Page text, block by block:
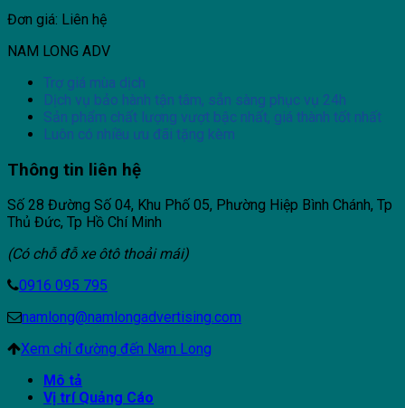
Đơn giá: Liên hệ
NAM LONG ADV
Trợ giá mùa dịch
Dịch vụ bảo hành tận tâm, sẵn sàng phục vụ 24h
Sản phẩm chất lượng vượt bậc nhất, giá thành tốt nhất
Luôn có nhiều ưu đãi tặng kèm
Thông tin liên hệ
Số 28 Đường Số 04, Khu Phố 05, Phường Hiệp Bình Chánh, Tp
Thủ Đức, Tp Hồ Chí Minh
(Có chỗ đỗ xe ôtô thoải mái)
0916 095 795
namlong@namlongadvertising.com
Xem chỉ đường đến Nam Long
Mô tả
Vị trí Quảng Cáo